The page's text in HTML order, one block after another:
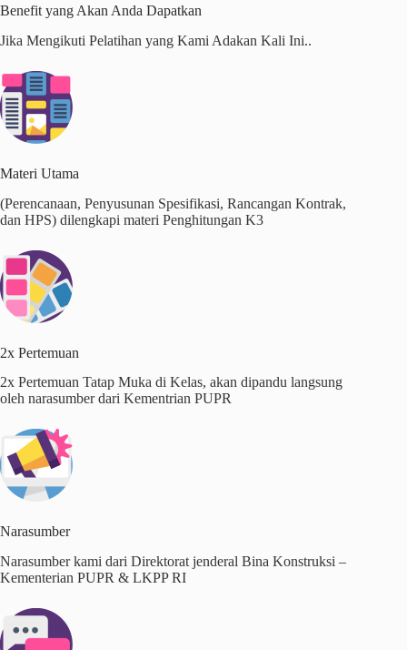
Benefit yang Akan Anda Dapatkan
Jika Mengikuti Pelatihan yang Kami Adakan Kali Ini..
Materi Utama
(Perencanaan, Penyusunan Spesifikasi, Rancangan Kontrak,
dan HPS) dilengkapi materi Penghitungan K3
2x Pertemuan
2x Pertemuan Tatap Muka di Kelas, akan dipandu langsung
oleh narasumber dari Kementrian PUPR
Narasumber
Narasumber kami dari Direktorat jenderal Bina Konstruksi –
Kementerian PUPR & LKPP RI